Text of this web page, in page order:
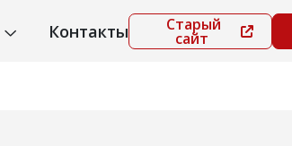
Контакты Старый
сайт